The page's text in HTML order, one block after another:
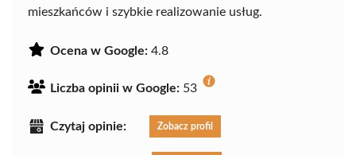
mieszkańców i szybkie realizowanie usług.
Ocena w Google: 4.8
Liczba opinii w Google: 53
Czytaj opinie: Zobacz profil